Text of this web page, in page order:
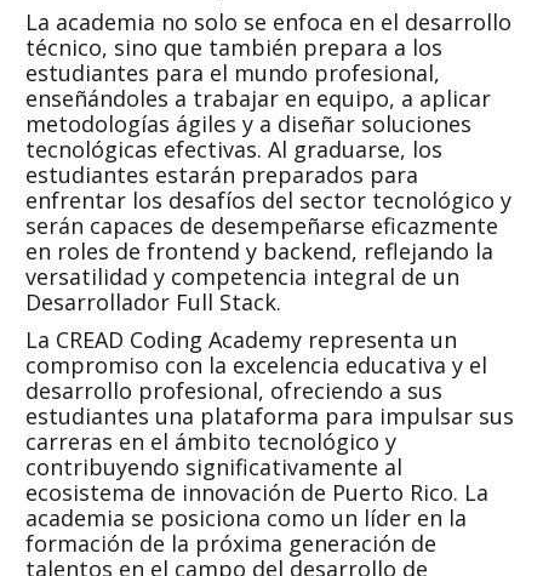
La academia no solo se enfoca en el desarrollo
técnico, sino que también prepara a los
estudiantes para el mundo profesional,
enseñándoles a trabajar en equipo, a aplicar
metodologías ágiles y a diseñar soluciones
tecnológicas efectivas. Al graduarse, los
estudiantes estarán preparados para
enfrentar los desafíos del sector tecnológico y
serán capaces de desempeñarse eficazmente
en roles de frontend y backend, reflejando la
versatilidad y competencia integral de un
Desarrollador Full Stack.
La CREAD Coding Academy representa un
compromiso con la excelencia educativa y el
desarrollo profesional, ofreciendo a sus
estudiantes una plataforma para impulsar sus
carreras en el ámbito tecnológico y
contribuyendo significativamente al
ecosistema de innovación de Puerto Rico. La
academia se posiciona como un líder en la
formación de la próxima generación de
talentos en el campo del desarrollo de